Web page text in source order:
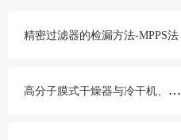
精密过滤器的检漏方法-MPPS法
高
分子膜式干燥器与冷干机、吸干机的不同